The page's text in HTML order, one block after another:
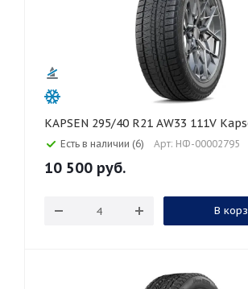
KAPSEN 295/40 R21 AW33 111V
Есть в наличии (6) Арт: НФ-00002795
10 500 руб.
В